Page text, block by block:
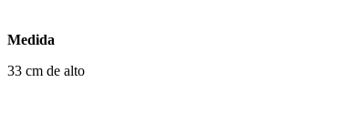
Medida
33 cm de alto